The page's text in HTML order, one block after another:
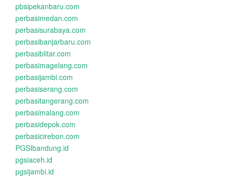
pbsipekanbaru.com
perbasimedan.com
perbasisurabaya.com
perbasibanjarbaru.com
perbasiblitar.com
perbasimagelang.com
perbasijambi.com
perbasiserang.com
perbasitangerang.com
perbasimalang.com
perbasidepok.com
perbasicirebon.com
PGSIbandung.id
pgsiaceh.id
pgsijambi.id